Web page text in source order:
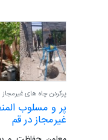
پرکردن چاه های غیرمجاز
غیرمجاز در قم